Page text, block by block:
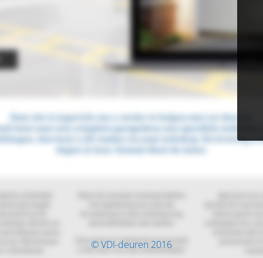
© VDI-deuren 2016